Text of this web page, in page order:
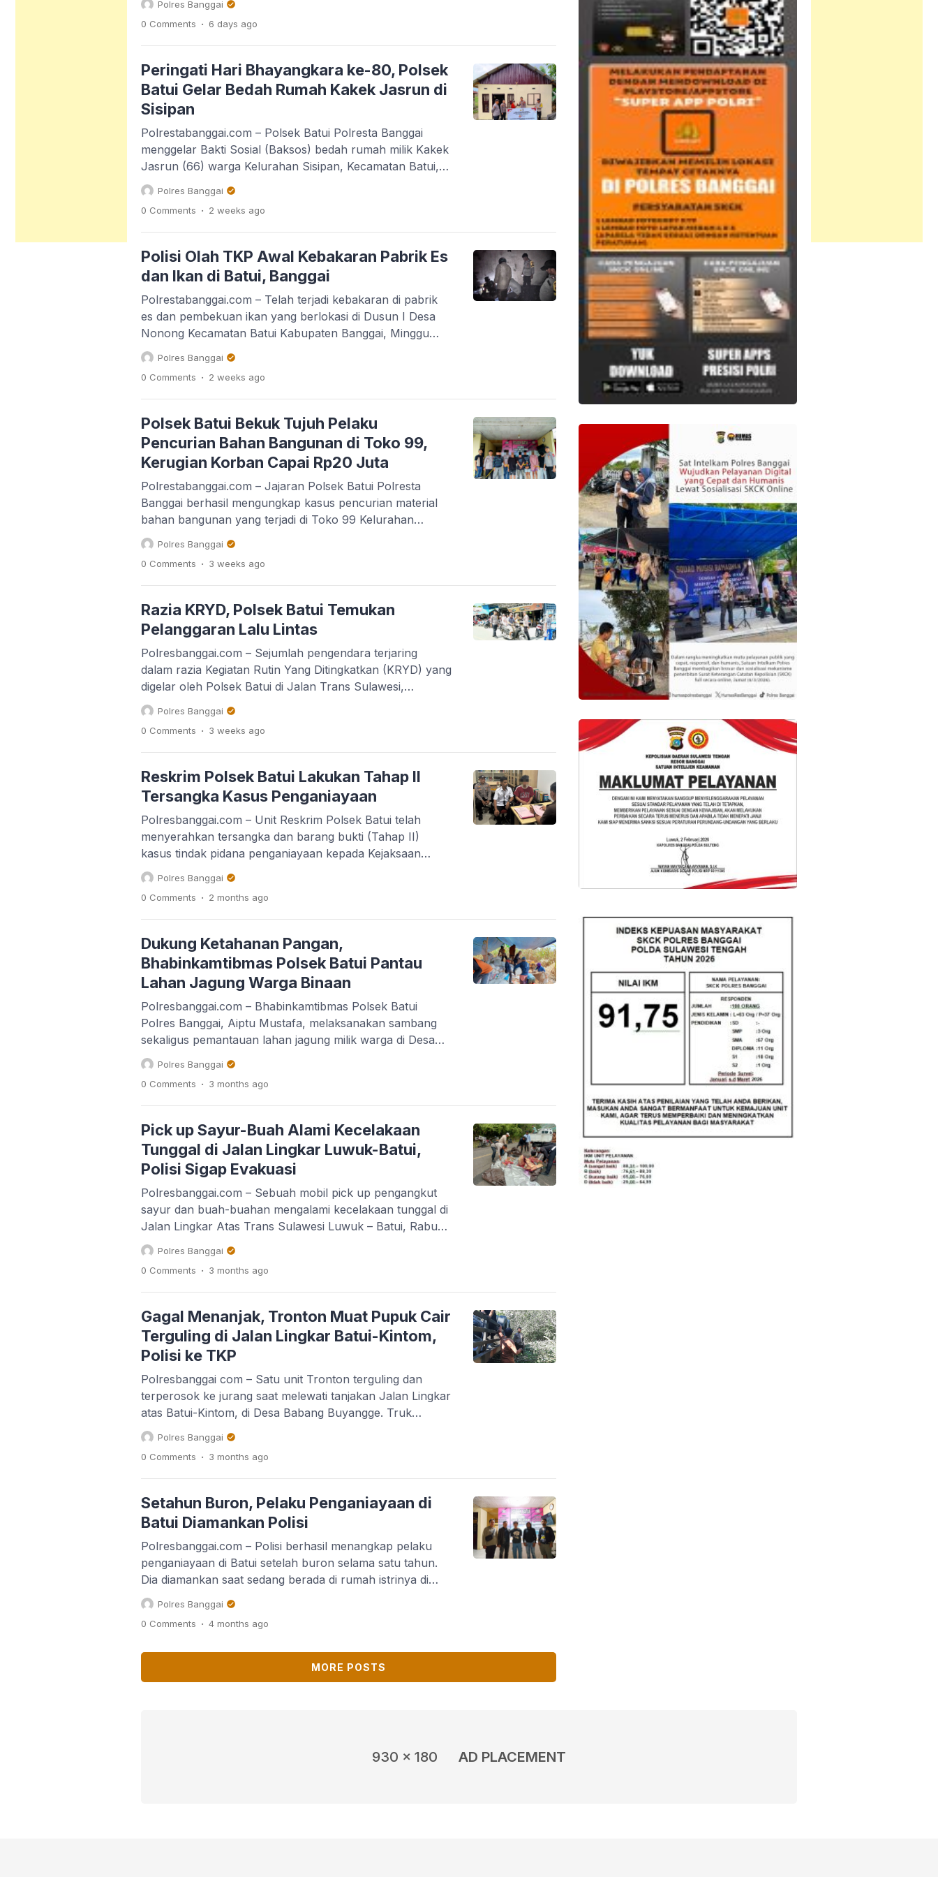
125 tanpa TNKB dengan mobil Tangki, Sabtu (1/8/2026).
Kapolsek Batui, IPTU Teguh Pria Adjisaka,
menyampaikan, motor Yamaha Mio 125 dikendarai MA,
pria umur 21 tahun, warga Kelurahan Jole, […]
Polres Banggai
0 Comments . 6 days ago
Peringati Hari Bhayangkara ke-80, Polsek
Batui Gelar Bedah Rumah Kakek Jasrun di
Sisipan
Polrestabanggai.com – Polsek Batui Polresta Banggai
menggelar Bakti Sosial (Baksos) bedah rumah milik Kakek
Jasrun (66) warga Kelurahan Sisipan, Kecamatan Batui,
Kabupaten Banggai, Senin (27/7/2026). Bedah rumah ini
melibatkan personel Polsek Batui jajaran Polresta Banggai
bersama warga setempat. Kapolsek Batui, IPTU Teguh
Pria Adjisaka mengatakan, pihaknya merasa bersyukur
karena pada hari ini, bisa melaksanakan penyerahan […]
Polres Banggai
0 Comments . 2 weeks ago
Polisi Olah TKP Awal Kebakaran Pabrik Es
dan Ikan di Batui, Banggai
Polrestabanggai.com – Telah terjadi kebakaran di pabrik
es dan pembekuan ikan yang berlokasi di Dusun I Desa
Nonong Kecamatan Batui Kabupaten Banggai, Minggu
(26/7/2026) malam. Kapolsek Batui, IPTU Teguh Pria
Adjisaka menjelaskan menurut Keterangan Saksi, Fitri (44)
yang merupakan pemilik pabrik tersebut bahwa sekitar
pukul 18.10 Wita, berawal saat ia bersama kelima anaknya
berada di […]
Polres Banggai
0 Comments . 2 weeks ago
Polsek Batui Bekuk Tujuh Pelaku
Pencurian Bahan Bangunan di Toko 99,
Kerugian Korban Capai Rp20 Juta
Polrestabanggai.com – Jajaran Polsek Batui Polresta
Banggai berhasil mengungkap kasus pencurian material
bahan bangunan yang terjadi di Toko 99 Kelurahan
Sisipan, Kecamatan Batui Kabupaten Banggai, pada
Selasa (21/7/2026) pukul 22.30 Wita. Dalam
pengungkapan kasus tersebut, petugas mengamankan
tujuh orang pelaku yang diduga terlibat dalam aksi
pencurian dengan nilai kerugian mencapai 20 juta rupiah.
Berdasarkan hasil […]
Polres Banggai
0 Comments . 3 weeks ago
Razia KRYD, Polsek Batui Temukan
Pelanggaran Lalu Lintas
Polresbanggai.com – Sejumlah pengendara terjaring
dalam razia Kegiatan Rutin Yang Ditingkatkan (KRYD) yang
digelar oleh Polsek Batui di Jalan Trans Sulawesi,
tepatnya di depan Terminal Kecamatan Batui, Kabupaten
Banggai, pada Senin (20/7/2026). Razia ini bertujuan
untuk menertibkan pengendara dan meningkatkan
kesadaran masyarakat dalam berlalu lintas. Dalam razia
tersebut, petugas menemukan berbagai pelanggaran, di
antaranya pengendara […]
Polres Banggai
0 Comments . 3 weeks ago
Reskrim Polsek Batui Lakukan Tahap II
Tersangka Kasus Penganiayaan
Polresbanggai.com – Unit Reskrim Polsek Batui telah
menyerahkan tersangka dan barang bukti (Tahap II)
kasus tindak pidana penganiayaan kepada Kejaksaan
Negeri Banggai, Senin (15/6/2026) sore. Tersangka yang
diserahkan berinisial DK alias A (24), warga asal
Kelurahan Lamo, Kecamatan Batui, Banggai. Ia diduga
melakukan penganiayaan kepada temannya, yang terjadi
pada Rabu (30/4) sekira pukul 17.30 Wita […]
Polres Banggai
0 Comments . 2 months ago
Dukung Ketahanan Pangan,
Bhabinkamtibmas Polsek Batui Pantau
Lahan Jagung Warga Binaan
‎Polresbanggai.com – Bhabinkamtibmas Polsek Batui
Polres Banggai, Aiptu Mustafa, melaksanakan sambang
sekaligus pemantauan lahan jagung milik warga di Desa
Sukamaju 1, Kecamatan Batui Selatan.‎‎Kegiatan yang
berlangsung mulai pagi tersebut menyasar lahan jagung
milik Bapak Sukamto dan Bapak Sanusi. Dalam
kegiatannya, Aiptu Mustafa berdialog langsung dengan
pemilik lahan guna mempererat silaturahmi sekaligus
memastikan program ketahanan pangan […]
Polres Banggai
0 Comments . 3 months ago
Pick up Sayur-Buah Alami Kecelakaan
Tunggal di Jalan Lingkar Luwuk-Batui,
Polisi Sigap Evakuasi
Polresbanggai.com – Sebuah mobil pick up pengangkut
sayur dan buah-buahan mengalami kecelakaan tunggal di
Jalan Lingkar Atas Trans Sulawesi Luwuk – Batui, Rabu
(6/5/2026) siang. Kendaraan tersebut mundur dan
terguling. Petugas dari Polsek Batui Polres Banggai
langsung menuju lokasi setelah menerima laporan warga
sekitar pukul 12.24 WITA. Kapolsek Batui, IPTU Teguh
Pria Adjisaka, mengatakan saat […]
Polres Banggai
0 Comments . 3 months ago
Gagal Menanjak, Tronton Muat Pupuk Cair
Terguling di Jalan Lingkar Batui-Kintom,
Polisi ke TKP
Polresbanggai com – Satu unit Tronton terguling dan
terperosok ke jurang saat melewati tanjakan Jalan Lingkar
atas Batui-Kintom, di Desa Babang Buyangge. Truk
terguling diduga karena tidak kuat menanjak. Kasat Lantas
Polres Banggai, IPTU Ade Irvan Rivai Kurnia menjelaskan
bahwa kejadian berawal saat truk Mitsubishi Tronton
bernomor polisi DN 8457 CY yang dikemudikan Sonny
Mantuges […]
Polres Banggai
0 Comments . 3 months ago
Setahun Buron, Pelaku Penganiayaan di
Batui Diamankan Polisi
Polresbanggai.com – Polisi berhasil menangkap pelaku
penganiayaan di Batui setelah buron selama satu tahun.
Dia diamankan saat sedang berada di rumah istrinya di
Desa Masing Kabupaten Banggai, Rabu (15/4/2026) pukul
01.30 Wita dinihari. Pelaku berinisial AK (22) warga
Kelurahan Lamo Kecamatan Batui. Dia melakukan
Mudin yang merupakan teman pelaku. […]
Polres Banggai
0 Comments . 4 months ago
MORE POSTS
930 x 180 AD PLACEMENT